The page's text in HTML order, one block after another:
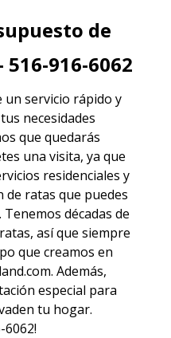
de
916-6062
servicio rápido y
necesidades
que quedarás
una visita, ya que
residenciales y
de ratas que puedes
décadas de
así que siempre
que creamos en
Además,
especial para
tu hogar.
6062!